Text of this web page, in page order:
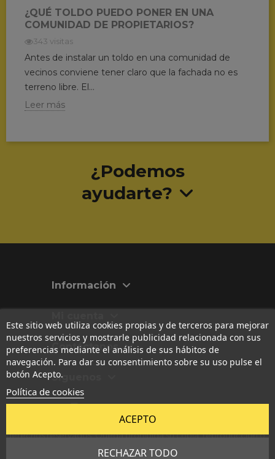
¿QUÉ TOLDO PUEDO PONER EN UNA
COMUNIDAD DE PROPIETARIOS?
343 visitas
Antes de instalar un toldo en una comunidad de
vecinos conviene tener claro que la fachada no es
terreno libre. El...
Leer más
¿Podemos
ayudarte?
Información
Contáctanos
Este sitio web utiliza cookies propias y de terceros para mejorar
nuestros servicios y mostrarle publicidad relacionada con sus
preferencias mediante el análisis de sus hábitos de
navegación. Para dar su consentimiento sobre su uso pulse el
botón Acepto.
Política de cookies
RECHAZAR TODO
ACEPTO
Síguenos
Las imágenes, textos, diseños y contenidos originales publicados
en esta web están registrados en
Safe Creative
derechos reservados. Queda prohibida su copia, reproducción o